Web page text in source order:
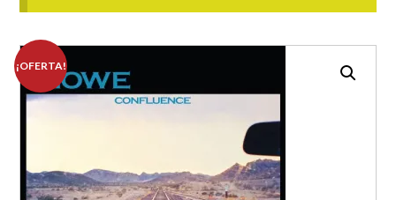
¡OFERTA!